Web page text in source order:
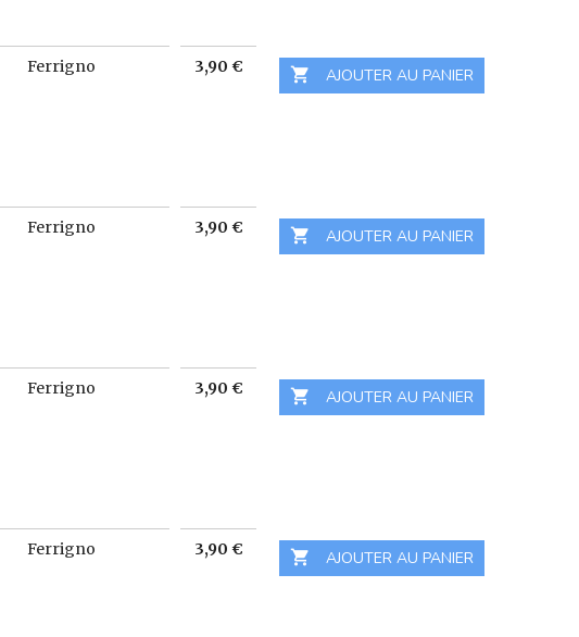
Ferrigno Prix
3,90 €  AJOUTER AU PANIER
Ferrigno Prix
3,90 €  AJOUTER AU PANIER
Ferrigno Prix
3,90 €  AJOUTER AU PANIER
Ferrigno Prix
3,90 €  AJOUTER AU PANIER